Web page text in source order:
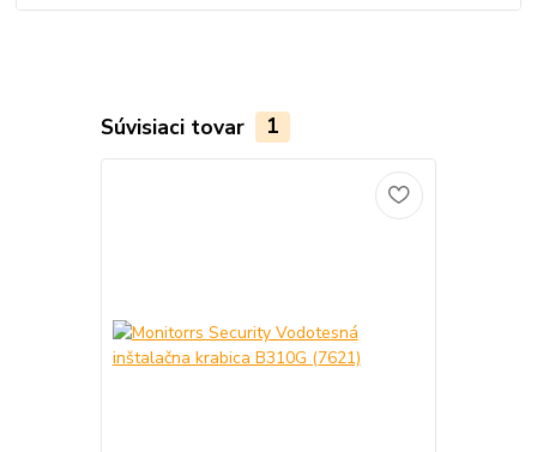
Súvisiaci tovar 1